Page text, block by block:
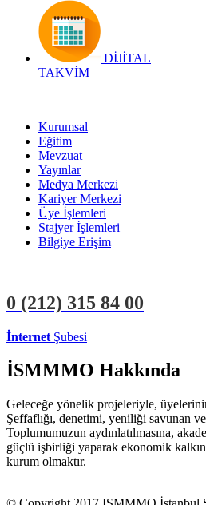
DİJİTAL
TAKVİM
Kurumsal
Eğitim
Mevzuat
Yayınlar
Medya Merkezi
Kariyer Merkezi
Üye İşlemleri
Stajyer İşlemleri
Bilgiye Erişim
0 (212) 315 84 00
İnternet Şubesi
İSMMMO Hakkında
Geleceğe yönelik projeleriyle,
Şeffaflığı, denetimi, yeniliği savunan
Toplumumuzun aydınlatılmasına,
güçlü işbirliği yaparak ekonomik
kurum olmaktır.